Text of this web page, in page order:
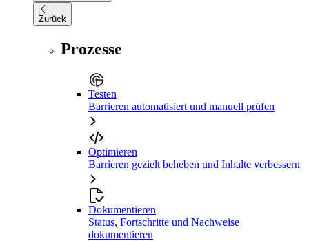
Zurück
Prozesse
Testen
Barrieren automatisiert und manuell prüfen
Optimieren
Barrieren gezielt beheben und Inhalte verbessern
Dokumentieren
Status, Fortschritte und Nachweise
dokumentieren